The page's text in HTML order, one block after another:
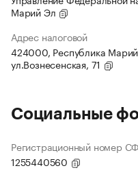
Марий Эл
Адрес налоговой
424000, Республика
ул.Вознесенская, 71
Социальные
Регистрационный номер
1255440560